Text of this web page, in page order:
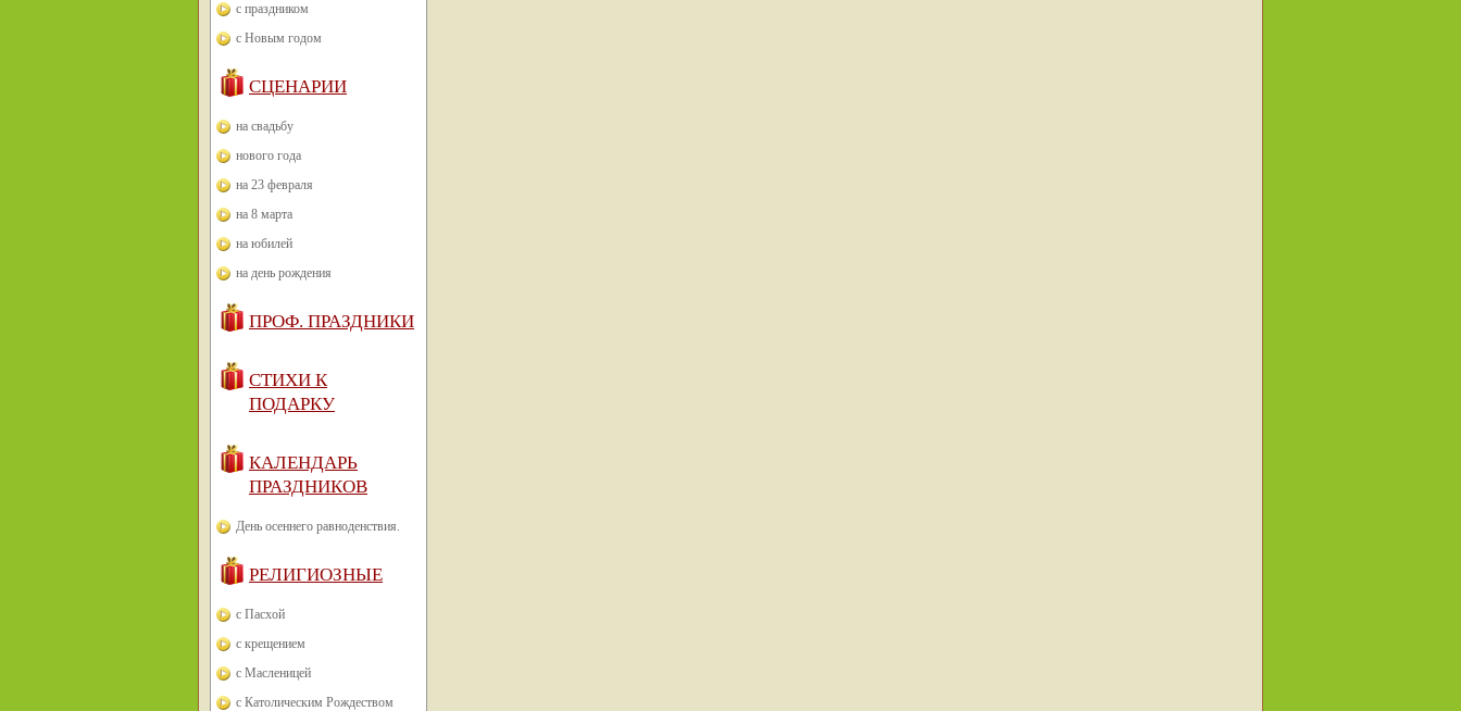
с праздником
с Новым годом
СЦЕНАРИИ
на свадьбу
нового года
на 23 февраля
на 8 марта
на юбилей
на день рождения
ПРОФ. ПРАЗДНИКИ
СТИХИ К
ПОДАРКУ
КАЛЕНДАРЬ
ПРАЗДНИКОВ
День осеннего равноденствия.
РЕЛИГИОЗНЫЕ
с Пасхой
с крещением
с Масленицей
с Католическим Рождеством